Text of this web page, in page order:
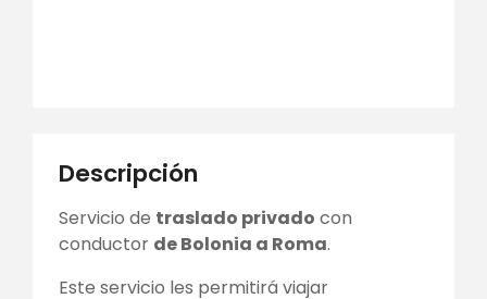
Descripción
Servicio de traslado privado con
conductor de Bolonia a Roma.
Este servicio les permitirá viajar